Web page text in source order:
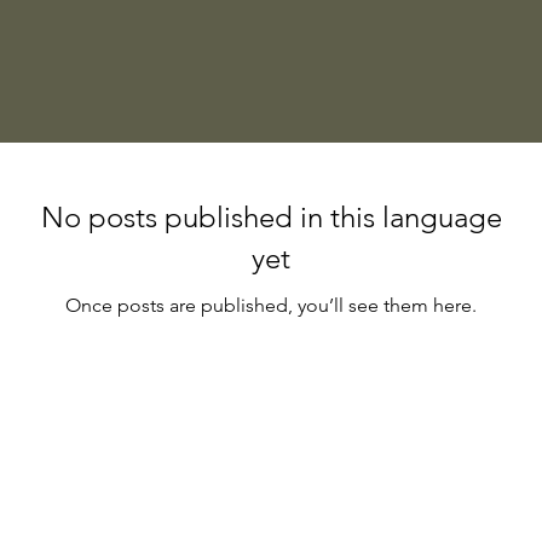
No posts published in this language
yet
Once posts are published, you’ll see them here.